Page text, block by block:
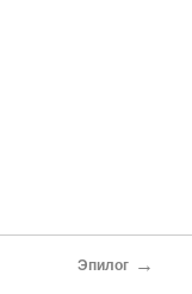
Эпилог →